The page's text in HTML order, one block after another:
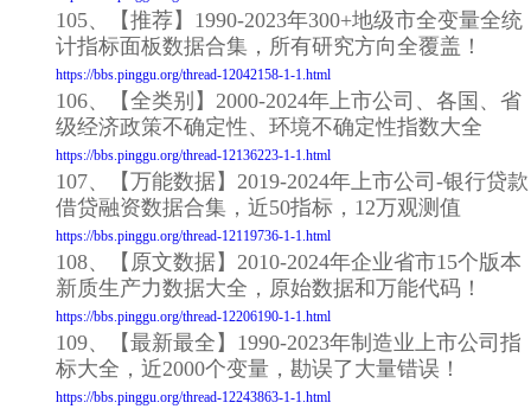
105、【推荐】1990-2023年300+地级市全变量全统
计指标面板数据合集，所有研究方向全覆盖！
https://bbs.pinggu.org/thread-12042158-1-1.html
106、【全类别】2000-2024年上市公司、各国、省
级经济政策不确定性、环境不确定性指数大全
https://bbs.pinggu.org/thread-12136223-1-1.html
107、【万能数据】2019-2024年上市公司-银行贷款
借贷融资数据合集，近50指标，12万观测值
https://bbs.pinggu.org/thread-12119736-1-1.html
108、【原文数据】2010-2024年企业省市15个版本
新质生产力数据大全，原始数据和万能代码！
https://bbs.pinggu.org/thread-12206190-1-1.html
109、【最新最全】1990-2023年制造业上市公司指
标大全，近2000个变量，勘误了大量错误！
https://bbs.pinggu.org/thread-12243863-1-1.html